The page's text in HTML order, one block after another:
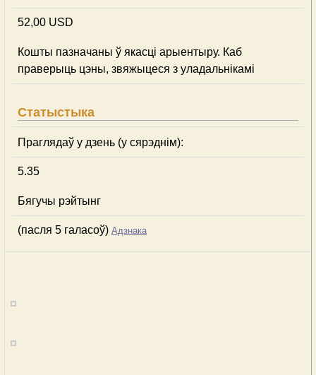
52,00 USD
Кошты пазначаны ў якасці арыентыру. Каб
праверыць цэны, звяжыцеся з уладальнікамі
Статыстыка
Праглядаў у дзень (у сярэднім):
5.35
Бягучы рэйтынг
(пасля 5 галасоў) Адзнака